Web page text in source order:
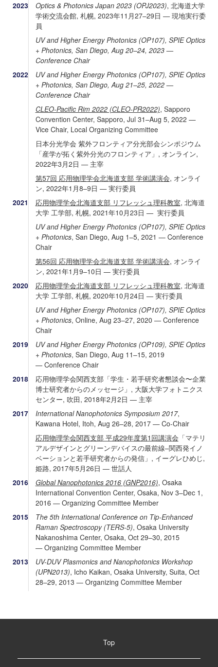
2023
Optics & Photonics Japan 2023 (OPJ2023), 北海道大学
学術交流会館, 札幌, 2023年11月27–29日 — 現地実行委
員
UV and Higher Energy Photonics (OP107), SPIE Optics
+ Photonics, San Diego, Aug 20–24, 2023 —
Conference Chair
2022
UV and Higher Energy Photonics (OP107), SPIE Optics
+ Photonics, San Diego, Aug 21–25, 2022 —
Conference Chair
CLEO-Pacific Rim 2022 (CLEO-PR2022), Sapporo
Convention Center, Sapporo, Jul 31–Aug 5, 2022 —
Vice Chair, Local Organizing Committee
日本分光学会 紫外フロンティア分光部会シンポジウム
「産学が拓く紫外分光のフロンティア」, オンライン,
2022年3月2日 — 主宰
第57回 応用物理学会北海道支部 学術講演会, オンライ
ン, 2022年1月8–9日 — 実行委員
2021
応用物理学会北海道支部 リフレッシュ理科教室, 北海道
大学 工学部, 札幌, 2021年10月23日 — 実行委員
UV and Higher Energy Photonics (OP107), SPIE Optics
+ Photonics, San Diego, Aug 1–5, 2021 — Conference
Chair
第56回 応用物理学会北海道支部 学術講演会, オンライ
ン, 2021年1月9–10日 — 実行委員
2020
応用物理学会北海道支部 リフレッシュ理科教室, 北海道
大学 工学部, 札幌, 2020年10月24日 — 実行委員
UV and Higher Energy Photonics (OP107), SPIE Optics
+ Photonics, Online, Aug 23–27, 2020 — Conference
Chair
2019
UV and Higher Energy Photonics (OP109), SPIE Optics
+ Photonics, San Diego, Aug 11–15, 2019
— Conference Chair
2018
応用物理学会関西支部「学生・若手研究者懇談会〜企業
博士研究者からのメッセージ」, 大阪大学フォトニクス
センター, 吹田, 2018年2月2日 — 主宰
2017
International Nanophotonics Symposium 2017,
Kawana Hotel, Itoh, Aug 26–28, 2017 — Co-Chair
応用物理学会関西支部 平成29年度第1回講演会 「マテリ
アルデザインとグリーンデバイスの最前線–関西発イノ
ベーションと若手研究者からの発信」, イーグレひめじ,
姫路, 2017年5月26日 — 世話人
2016
Global Nanophotonics 2016 (GNP2016), Osaka
International Convention Center, Osaka, Nov 3–Dec 1,
2016 — Organizing Committee Member
2015
The 5th International Conference on Tip-Enhanced
Raman Spectroscopy (TERS-5), Osaka University
Nakanoshima Center, Osaka, Oct 29–30, 2015
— Organizing Committee Member
2013
UV-DUV Plasmonics and Nanophotonics Workshop
(UPN2013), Icho Kaikan, Osaka University, Suita, Oct
28–29, 2013 — Organizing Committee Member
Top